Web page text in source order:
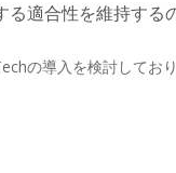
適合性を維持する
の導入を検討してお